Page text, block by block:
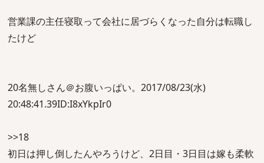
営業課の主任寝取って会社に居づらくなった自分は転職し
たけど
20名無しさん＠お腹いっぱい。2017/08/23(水)
20:48:41.39ID:I8xYkpIr0
>>18
初日は押し倒したんやろうけど、2日目・3日目は嫁も柔軟